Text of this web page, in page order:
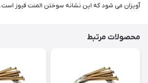
آویزان می شود که این نشانه سوختن المنت فیوز است.
محصولات مرتبط